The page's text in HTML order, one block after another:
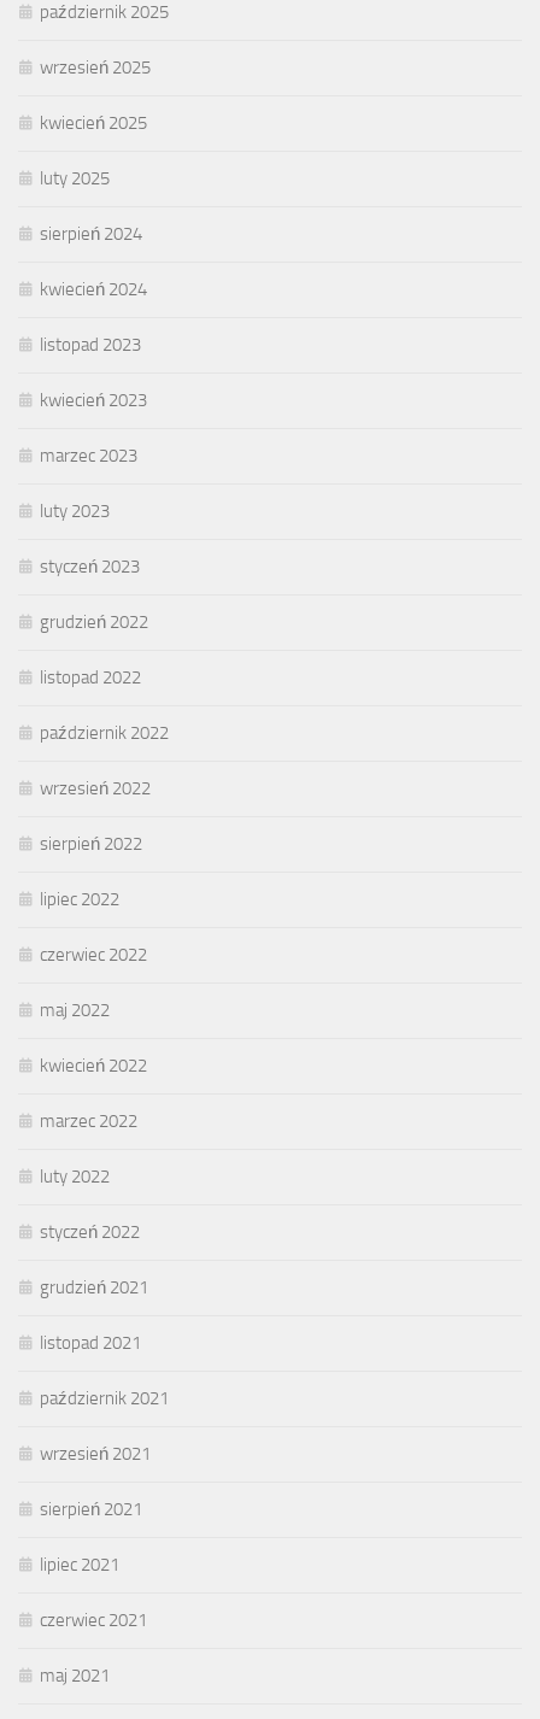
październik 2025
wrzesień 2025
kwiecień 2025
luty 2025
sierpień 2024
kwiecień 2024
listopad 2023
kwiecień 2023
marzec 2023
luty 2023
styczeń 2023
grudzień 2022
listopad 2022
październik 2022
wrzesień 2022
sierpień 2022
lipiec 2022
czerwiec 2022
maj 2022
kwiecień 2022
marzec 2022
luty 2022
styczeń 2022
grudzień 2021
listopad 2021
październik 2021
wrzesień 2021
sierpień 2021
lipiec 2021
czerwiec 2021
maj 2021